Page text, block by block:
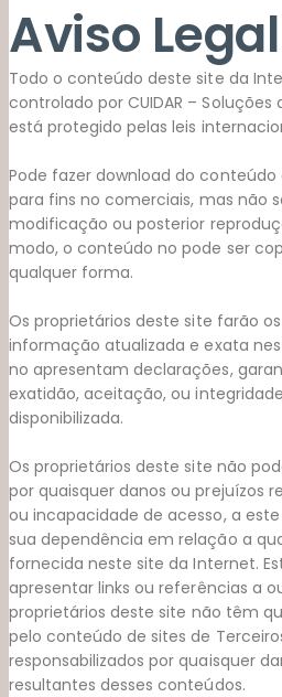
Aviso Legal
Todo o conteúdo deste site da
controlado por CUIDAR – Soluções
está protegido pelas leis
Pode fazer download do conteúdo
para fins no comerciais, mas não
modificação ou posterior
modo, o conteúdo no pode ser
qualquer forma.
Os proprietários deste site farão
informação atualizada e exata
no apresentam declarações,
exatidão, aceitação, ou
disponibilizada.
Os proprietários deste site não
por quaisquer danos ou prejuí­zos
ou incapacidade de acesso, a
sua dependência em relação a
fornecida neste site da Internet.
apresentar links ou referências a
proprietários deste site não têm
pelo conteúdo de sites de
responsabilizados por quaisquer
resultantes desses conteúdos.